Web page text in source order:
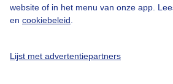
website of in het menu van onze app.
en cookiebeleid
Lijst met advertentiepartners
Cookie beleid